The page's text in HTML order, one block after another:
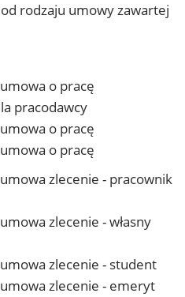
rodzaju umowy zawartej
o pracę
pracodawcy
o pracę
o pracę
zlecenie - pracownik
zlecenie - własny
zlecenie - student
zlecenie - emeryt